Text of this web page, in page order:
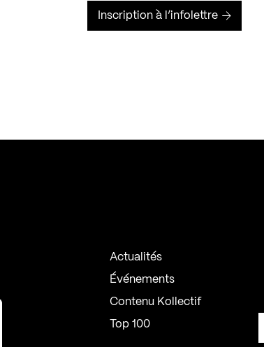
Inscription à l’infolettre
Actualités
Événements
Contenu Kollectif
Top 100